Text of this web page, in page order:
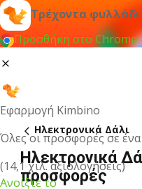
Τρέχοντα
Προσθήκη στο
Εφαρμογή Kimbino
Όλες οι προσφορές σε
(14,1 χιλ. αξιολογήσεις)
Ανοίξτε το
Hλεκτρονικά Δάλι
Hλεκτρονικά
προσφορές